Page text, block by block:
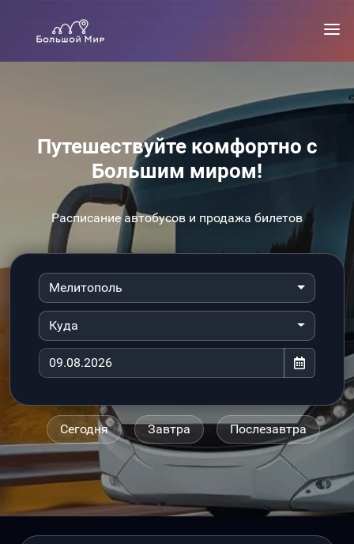
Путешествуйте комфортно с
Большим миром!
Расписание автобусов и продажа билетов
Мелитополь
Куда
Сегодня Завтра Послезавтра